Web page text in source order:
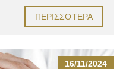
ΠΕΡΙΣΣΌΤΕΡΑ
16/11/2024